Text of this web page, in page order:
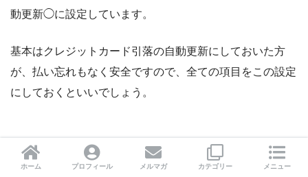
動更新◯に設定しています。
基本はクレジットカード引落の自動更新にしておいた方
が、払い忘れもなく安全ですので、全ての項目をこの設定
にしておくといいでしょう。
終わりに
ホーム プロフィール メルマガ カテゴリー メニュー